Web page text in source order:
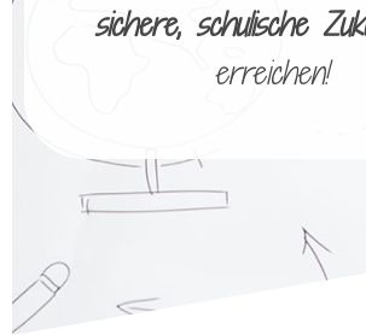
sichere, schulische
erreichen!